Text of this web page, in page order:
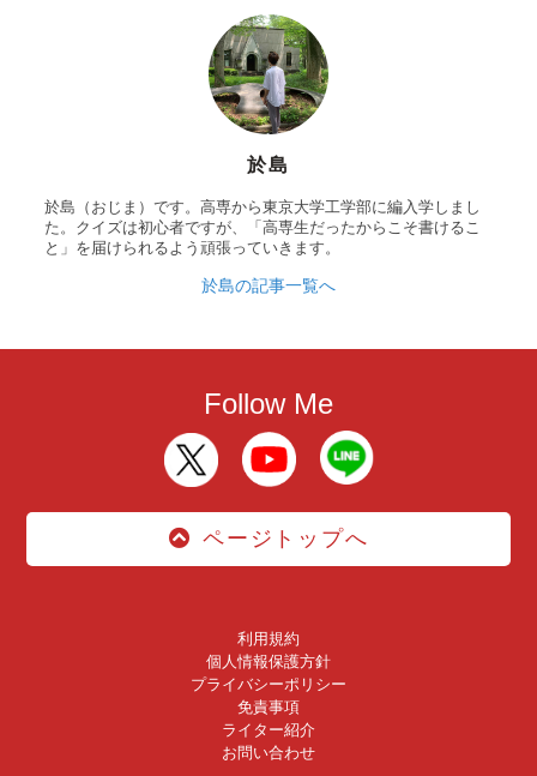
於島
於島（おじま）です。高専から東京大学工学部に編入学しまし
た。クイズは初心者ですが、「高専生だったからこそ書けるこ
と」を届けられるよう頑張っていきます。
於島の記事一覧へ
Follow Me
ページトップへ
利用規約
個人情報保護方針
プライバシーポリシー
免責事項
ライター紹介
お問い合わせ